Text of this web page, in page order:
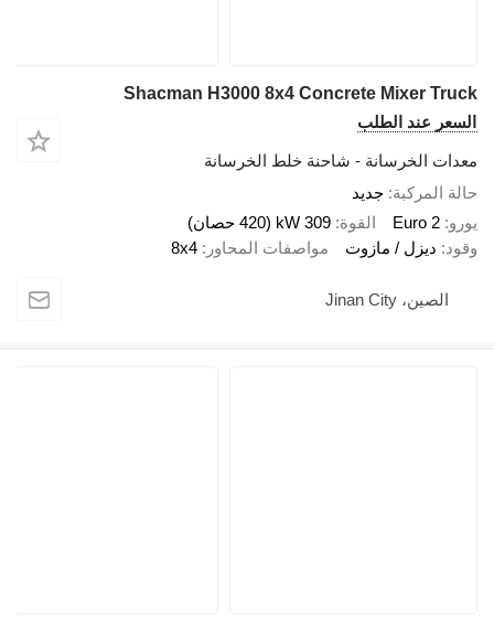
Shacman H3000 8x4 Concrete Mixer Truck
السعر عند الطلب
معدات الخرسانة - شاحنة خلط الخرسانة
حالة المركبة جديد
يورو Euro 2 القوة 309 kW (420 حصان)
وقود ديزل / مازوت مواصفات المحاور 8x4
الصين، Jinan City